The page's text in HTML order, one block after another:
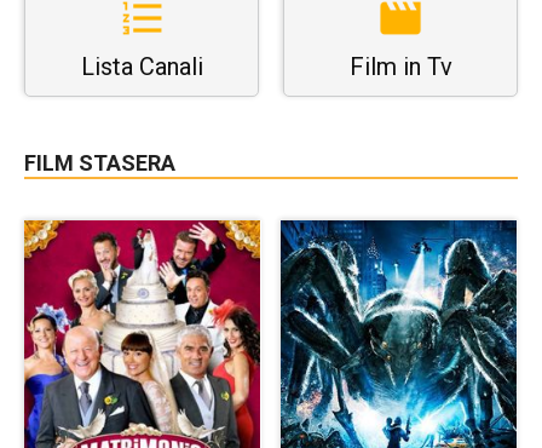
Lista Canali Film in Tv
FILM STASERA